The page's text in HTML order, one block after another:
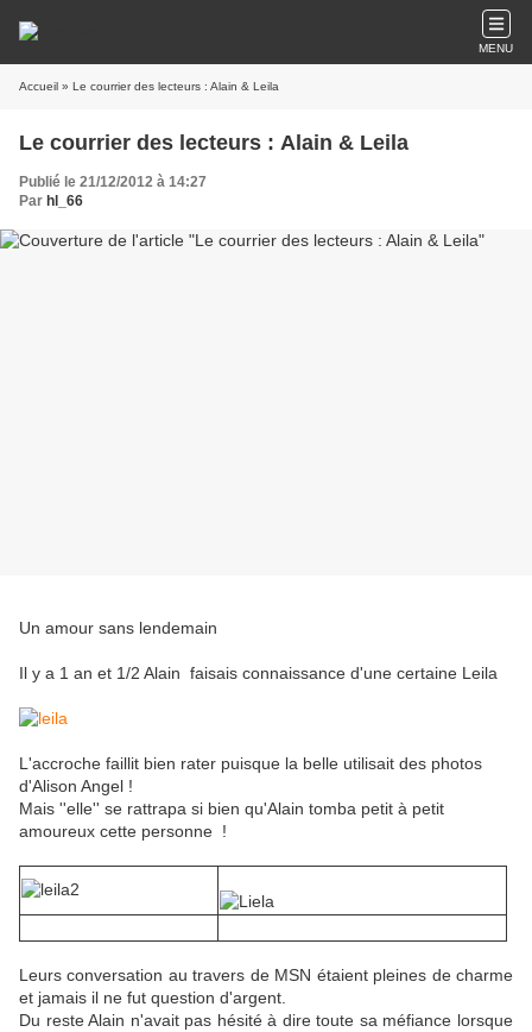
MENU
Accueil » Le courrier des lecteurs : Alain & Leila
Le courrier des lecteurs : Alain & Leila
Publié le 21/12/2012 à 14:27
Par hl_66
Un amour sans lendemain
Il y a 1 an et 1/2 Alain faisais connaissance d'une certaine Leila
L'accroche faillit bien rater puisque la belle utilisait des photos
d'Alison Angel !
Mais ''elle'' se rattrapa si bien qu'Alain tomba petit à petit
amoureux cette personne !
Leurs conversation au travers de MSN étaient pleines de charme
et jamais il ne fut question d'argent.
Du reste Alain n'avait pas hésité à dire toute sa méfiance lorsque